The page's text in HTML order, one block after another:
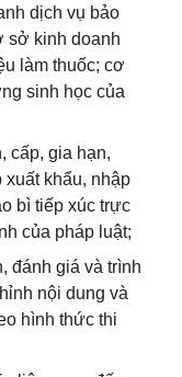
dịch vụ bảo
sở kinh doanh
làm thuốc; cơ
sinh học của
cấp, gia hạn,
xuất khẩu, nhập
bì tiếp xúc trực
của pháp luật;
đánh giá và trình
nội dung và
hình thức thi